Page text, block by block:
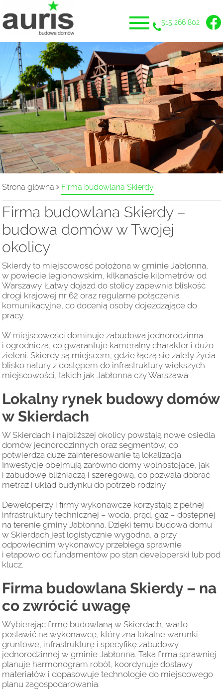
515 266 802
Strona główna Firma budowlana Skierdy
Firma budowlana Skierdy –
budowa domów w Twojej
okolicy
Skierdy to miejscowość położona w gminie Jabłonna,
w powiecie legionowskim, kilkanaście kilometrów od
Warszawy. Łatwy dojazd do stolicy zapewnia bliskość
drogi krajowej nr 62 oraz regularne połączenia
komunikacyjne, co docenią osoby dojeżdżające do
pracy.
W miejscowości dominuje zabudowa jednorodzinna
i ogrodnicza, co gwarantuje kameralny charakter i dużo
zieleni. Skierdy są miejscem, gdzie łączą się zalety życia
blisko natury z dostępem do infrastruktury większych
miejscowości, takich jak Jabłonna czy Warszawa.
Lokalny rynek budowy domów
w Skierdach
W Skierdach i najbliższej okolicy powstają nowe osiedla
domów jednorodzinnych oraz segmentów, co
potwierdza duże zainteresowanie tą lokalizacją.
Inwestycje obejmują zarówno domy wolnostojące, jak
i zabudowę bliźniaczą i szeregową, co pozwala dobrać
metraż i układ budynku do potrzeb rodziny.
Deweloperzy i firmy wykonawcze korzystają z pełnej
infrastruktury technicznej – woda, prąd, gaz – dostępnej
na terenie gminy Jabłonna. Dzięki temu budowa domu
w Skierdach jest logistycznie wygodna, a przy
odpowiednim wykonawcy przebiega sprawnie
i etapowo od fundamentów po stan developerski lub pod
klucz.
Firma budowlana Skierdy – na
co zwrócić uwagę
Wybierając firmę budowlaną w Skierdach, warto
postawić na wykonawcę, który zna lokalne warunki
gruntowe, infrastrukturę i specyfikę zabudowy
jednorodzinnej w gminie Jabłonna. Taka firma sprawniej
planuje harmonogram robót, koordynuje dostawy
materiałów i dopasowuje technologie do miejscowego
planu zagospodarowania.